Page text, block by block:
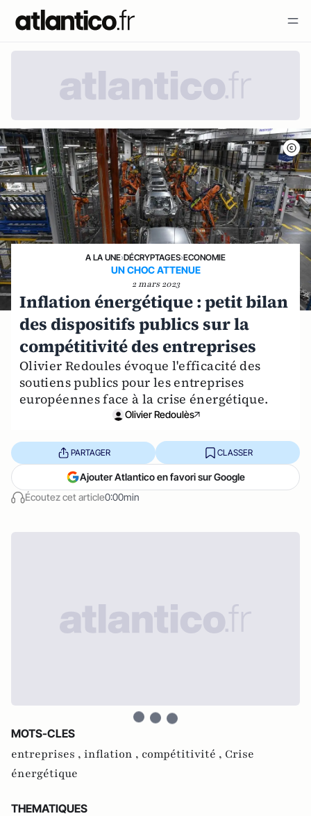
A LA UNE›DÉCRYPTAGES›ECONOMIE
UN CHOC ATTENUE
2 mars 2023
Inflation énergétique : petit bilan
des dispositifs publics sur la
compétitivité des entreprises
Olivier Redoules évoque l'efficacité des
soutiens publics pour les entreprises
européennes face à la crise énergétique.
Olivier Redoulès
Écoutez cet article0:00min
PARTAGER CLASSER
Ajouter Atlantico en favori sur Google
MOTS-CLES
entreprises , inflation , compétitivité , Crise
énergétique
THEMATIQUES